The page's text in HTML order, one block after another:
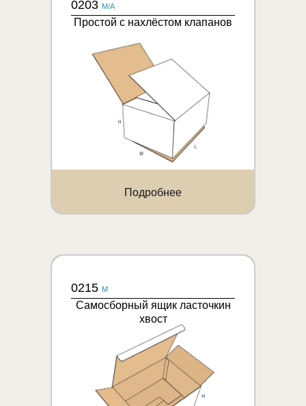
0203 M/A
Простой с нахлёстом клапанов
Подробнее
0215 M
Самосборный ящик ласточкин
хвост